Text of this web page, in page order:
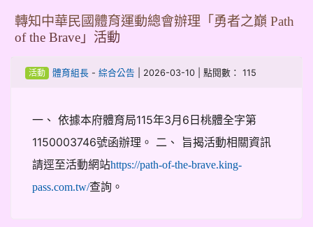
轉知中華民國體育運動總會辦理「勇者之巔 Path
of the Brave」活動
活動 體育組長- 綜合公告 | 2026-03-10 | 點閱數： 115
一、 依據本府體育局115年3月6日桃體全字第
1150003746號函辦理。 二、 旨揭活動相關資訊
請逕至活動網站https://path-of-the-brave.king-
pass.com.tw/查詢。